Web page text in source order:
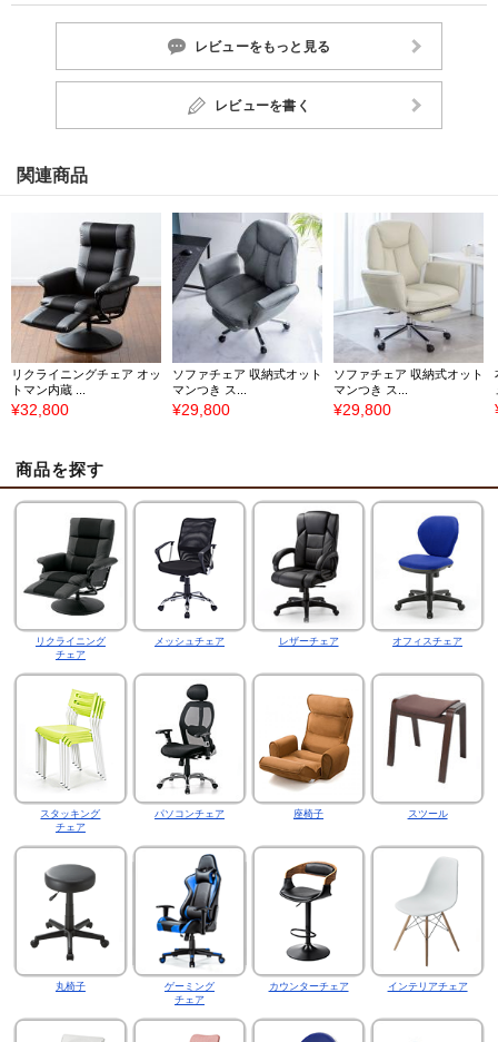
レビューをもっと見る
レビューを書く
関連商品
リクライニングチェア オッ
トマン内蔵 ...
¥32,800
ソファチェア 収納式オット
マンつき ス...
¥29,800
ソファチェア 収納式オット
マンつき ス...
¥29,800
商品を探す
リクライニング
チェア
メッシュチェア レザーチェア オフィスチェア
スタッキング
チェア
パソコンチェア 座椅子 スツール
丸椅子
ゲーミング
チェア
カウンターチェア インテリアチェア